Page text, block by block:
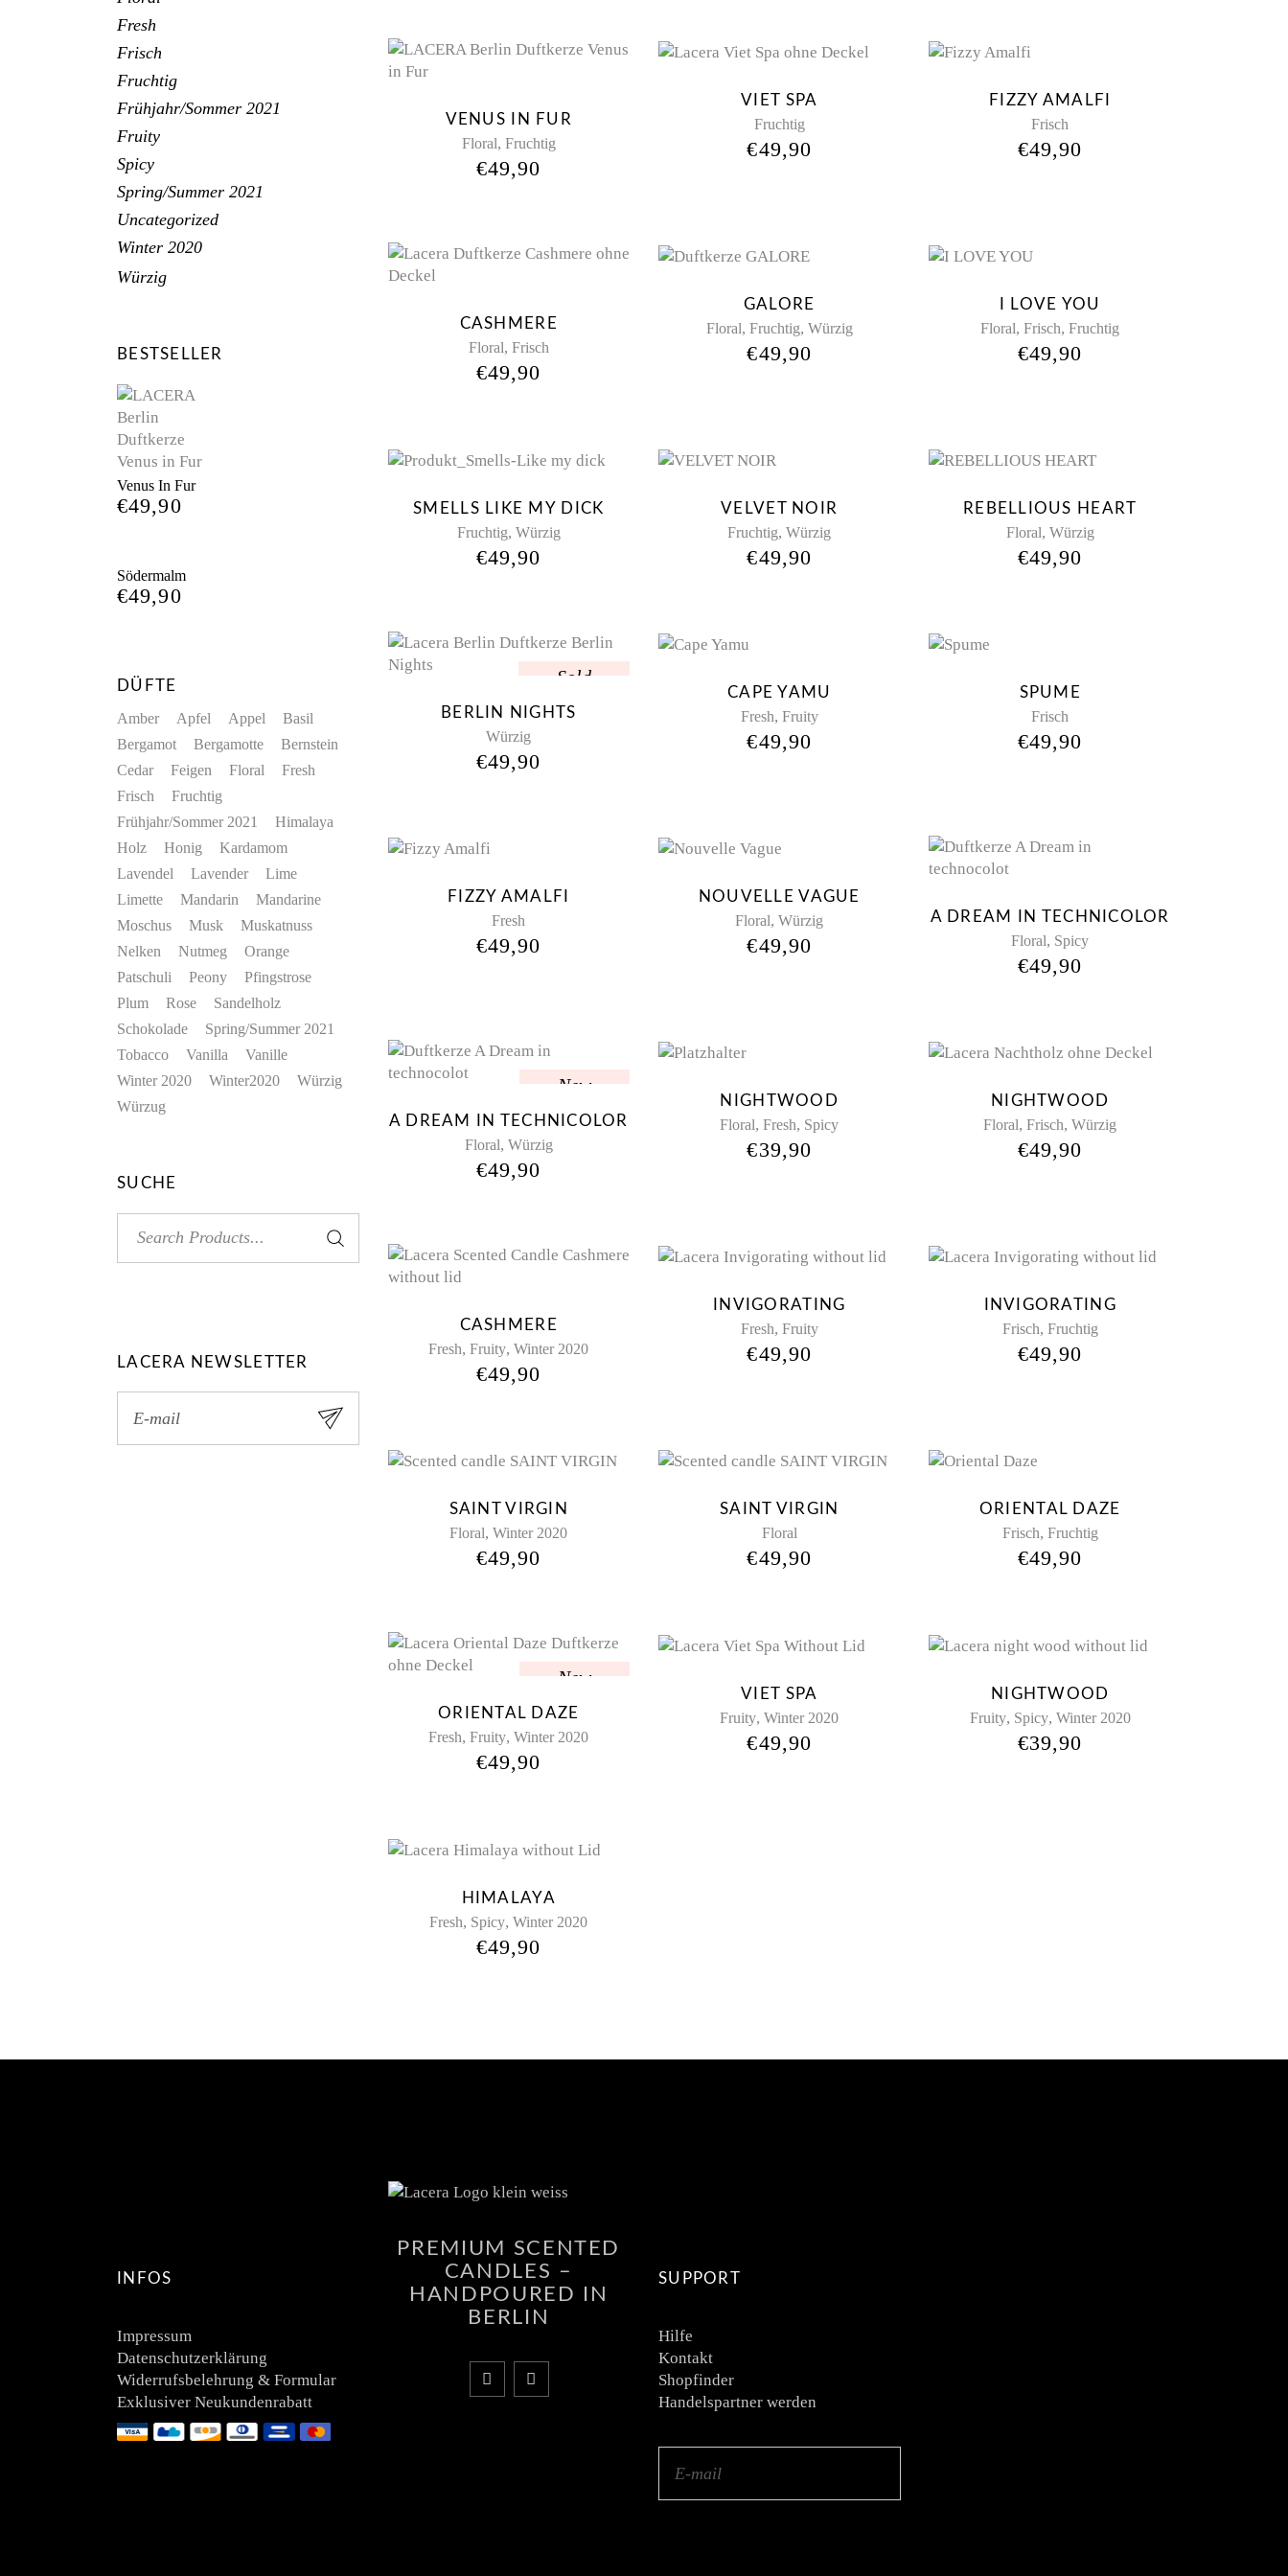
Fresh
Frisch
Fruchtig
Frühjahr/Sommer 2021
Fruity
Spicy
Spring/Summer 2021
Uncategorized
Winter 2020
Würzig
BESTSELLER
Venus In Fur
€49,90
Södermalm
€49,90
DÜFTE
Amber
Apfel Appel
Basil
Bergamot
Bergamotte
Bernstein
Cedar
Feigen Floral
Fresh
Frisch
Fruchtig
Frühjahr/Sommer 2021
Himalaya
Holz
Honig
Kardamom
Lavendel
Lavender
Lime
Limette
Mandarin
Mandarine
Moschus
Musk
Muskatnuss
Nelken
Nutmeg
Orange
Patschuli
Peony
Pfingstrose
Plum
Rose
Sandelholz
Schokolade
Spring/Summer 2021
Tobacco
Vanilla
Vanille
Winter 2020
Winter2020
Würzig
Würzug
SUCHE
for:
LACERA NEWSLETTER
VENUS IN FUR
Floral, Fruchtig
€49,90
VIET SPA
Fruchtig
€49,90
FIZZY AMALFI
Frisch
€49,90
CASHMERE
Floral, Frisch
€49,90
GALORE
Floral, Fruchtig, Würzig
€49,90
I LOVE YOU
Floral,Frisch,Fruchtig
€49,90
SMELLS LIKE MY DICK
Fruchtig, Würzig
€49,90
VELVET NOIR
Fruchtig,Würzig
€49,90
REBELLIOUS HEART
Floral, Würzig
€49,90
Sold
BERLIN NIGHTS
Würzig
€49,90
CAPE YAMU
Fresh, Fruity
€49,90
SPUME
Frisch
€49,90
FIZZY AMALFI
Fresh
€49,90
NOUVELLE VAGUE
Floral,Würzig
€49,90
A DREAM IN TECHNICOLOR
Floral, Spicy
€49,90
New
A DREAM IN TECHNICOLOR
Floral, Würzig
€49,90
NIGHTWOOD
Floral,Fresh, Spicy
€39,90
NIGHTWOOD
Floral,Frisch,Würzig
€49,90
CASHMERE
Fresh,Fruity,Winter 2020
€49,90
INVIGORATING
Fresh, Fruity
€49,90
INVIGORATING
Frisch, Fruchtig
€49,90
SAINT VIRGIN
Floral,Winter 2020
€49,90
SAINT VIRGIN
Floral
€49,90
ORIENTAL DAZE
Frisch, Fruchtig
€49,90
New
ORIENTAL DAZE
Fresh,Fruity,Winter 2020
€49,90
VIET SPA
Fruity,Winter 2020
€49,90
NIGHTWOOD
Fruity, Spicy, Winter 2020
€39,90
HIMALAYA
Fresh, Spicy,Winter 2020
€49,90
INFOS
Impressum
Datenschutzerklärung
Widerrufsbelehrung & Formular
Exklusiver Neukundenrabatt
PREMIUM SCENTED
CANDLES –
HANDPOURED IN
BERLIN
SUPPORT
Hilfe
Kontakt
Shopfinder
Handelspartner werden